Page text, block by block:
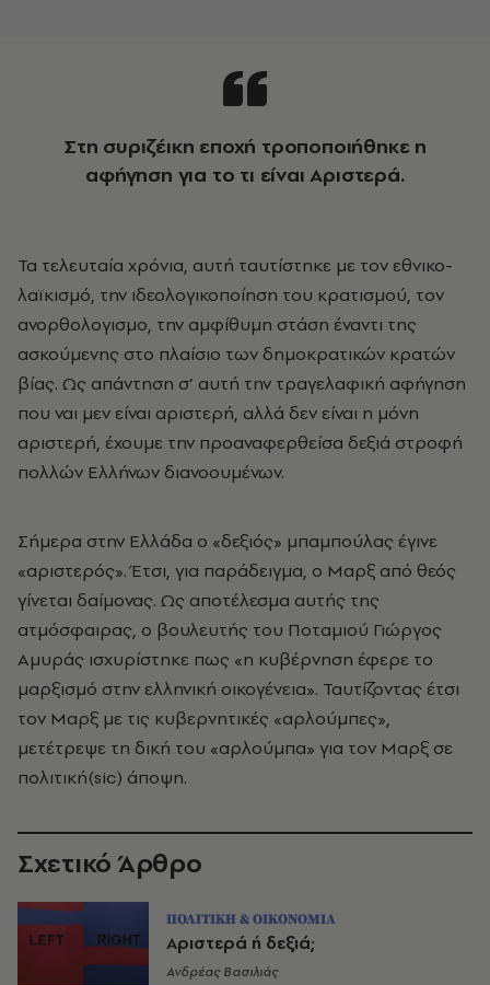
Στη συριζέικη εποχή τροποποιήθηκε η
αφήγηση για το τι είναι Αριστερά.
Τα τελευταία χρόνια, αυτή ταυτίστηκε με τον εθνικο-
λαϊκισμό, την ιδεολογικοποίηση του κρατισμού, τον
ανορθολογισμο, την αμφίθυμη στάση έναντι της
ασκούμενης στο πλαίσιο των δημοκρατικών κρατών
βίας. Ως απάντηση σ’ αυτή την τραγελαφική αφήγηση
που ναι μεν είναι αριστερή, αλλά δεν είναι η μόνη
αριστερή, έχουμε την προαναφερθείσα δεξιά στροφή
πολλών Ελλήνων διανοουμένων.
Σήμερα στην Ελλάδα ο «δεξιός» μπαμπούλας έγινε
«αριστερός». Έτσι, για παράδειγμα, ο Μαρξ από θεός
γίνεται δαίμονας. Ως αποτέλεσμα αυτής της
ατμόσφαιρας, ο βουλευτής του Ποταμιού Γιώργος
Αμυράς ισχυρίστηκε πως «η κυβέρνηση έφερε το
μαρξισμό στην ελληνική οικογένεια». Ταυτίζοντας έτσι
τον Μαρξ με τις κυβερνητικές «αρλούμπες»,
μετέτρεψε τη δική του «αρλούμπα» για τον Μαρξ σε
πολιτική(sic) άποψη.
Σχετικό Άρθρο
ΠΟΛΙΤΙΚΗ & ΟΙΚΟΝΟΜΙΑ
Αριστερά ή δεξιά;
Ανδρέας Βασιλιάς